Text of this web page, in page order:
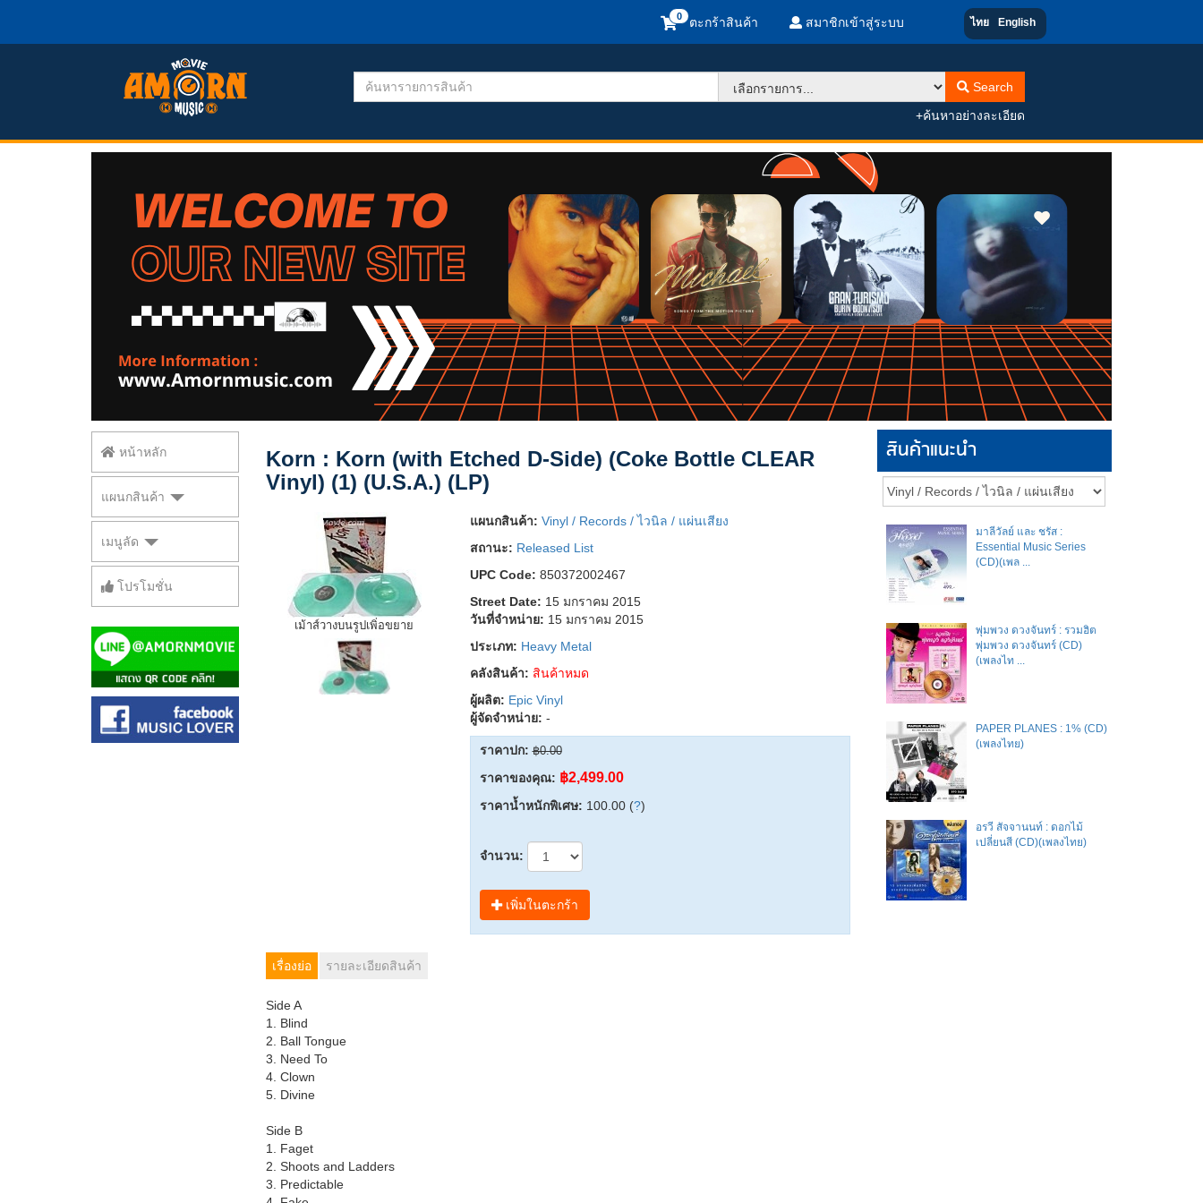
ตะกร้าสินค้า สมาชิกเข้าสู่ระบบ ไทย English
Search
+ค้นหาอย่างละเอียด
หน้าหลัก
แผนกสินค้า
เมนูลัด
โปรโมชั่น
Korn : Korn (with Etched D-Side) (Coke Bottle CLEAR
Vinyl) (1) (U.S.A.) (LP)
เม้าส์วางบนรูปเพิ่อขยาย
แผนกสินค้า: Vinyl / Records / ไวนิล / แผ่นเสียง
สถานะ: Released List
UPC Code: 850372002467
Street Date: 15 มกราคม 2015
วันที่จำหน่าย: 15 มกราคม 2015
ประเภท: Heavy Metal
คลังสินค้า: สินค้าหมด
ผู้ผลิต: Epic Vinyl
ผู้จัดจำหน่าย: -
ราคาปก: ฿0.00
ราคาของคุณ: ฿2,499.00
ราคาน้ำหนักพิเศษ: 100.00 (?)
จำนวน:
เพิ่มในตะกร้า
เรื่องย่อ รายละเอียดสินค้า
Side A
1. Blind
2. Ball Tongue
3. Need To
4. Clown
5. Divine
Side B
1. Faget
2. Shoots and Ladders
3. Predictable
สินค้าแนะนำ
มาลีวัลย์​ และ​ ชรัส​ :
Essential Music Series
(CD)(เพล ...
พุ่มพวง ดวงจันทร์ : รวมฮิต
พุ่มพวง ดวงจันทร์ (CD)
(เพลงไท ...
PAPER PLANES : 1% (CD)
(เพลงไทย)
อรวี สัจจานนท์ : ดอกไม้
เปลี่ยนสี (CD)(เพลงไทย)